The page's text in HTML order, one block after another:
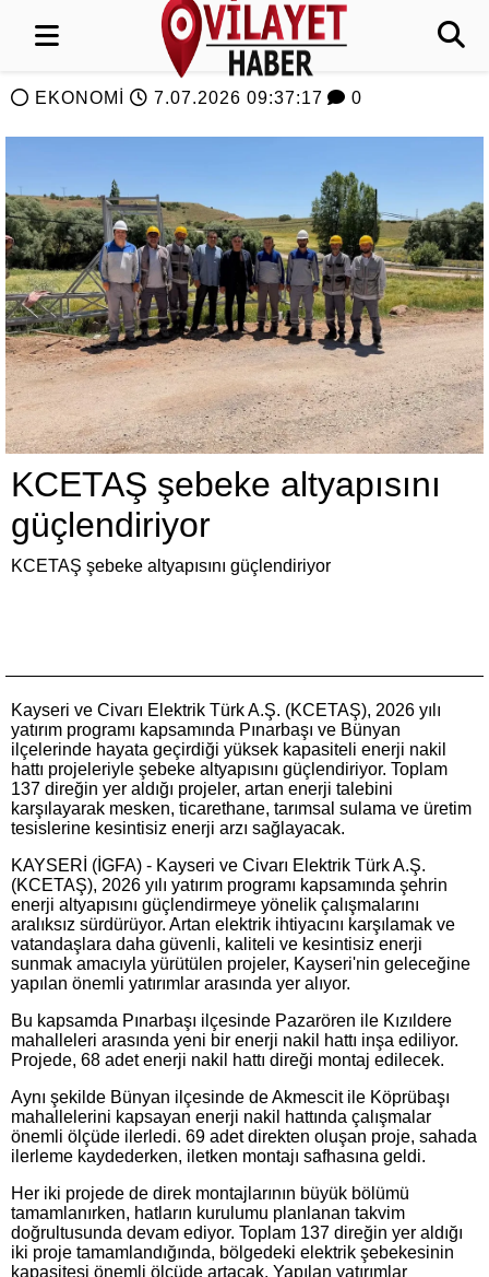
EKONOMİ 7.07.2026 09:37:17 0
KCETAŞ şebeke altyapısını
güçlendiriyor
KCETAŞ şebeke altyapısını güçlendiriyor
Kayseri ve Civarı Elektrik Türk A.Ş. (KCETAŞ), 2026 yılı
yatırım programı kapsamında Pınarbaşı ve Bünyan
ilçelerinde hayata geçirdiği yüksek kapasiteli enerji nakil
hattı projeleriyle şebeke altyapısını güçlendiriyor. Toplam
137 direğin yer aldığı projeler, artan enerji talebini
karşılayarak mesken, ticarethane, tarımsal sulama ve üretim
tesislerine kesintisiz enerji arzı sağlayacak.
KAYSERİ (İGFA) - Kayseri ve Civarı Elektrik Türk A.Ş.
(KCETAŞ), 2026 yılı yatırım programı kapsamında şehrin
enerji altyapısını güçlendirmeye yönelik çalışmalarını
aralıksız sürdürüyor. Artan elektrik ihtiyacını karşılamak ve
vatandaşlara daha güvenli, kaliteli ve kesintisiz enerji
sunmak amacıyla yürütülen projeler, Kayseri'nin geleceğine
yapılan önemli yatırımlar arasında yer alıyor.
Bu kapsamda Pınarbaşı ilçesinde Pazarören ile Kızıldere
mahalleleri arasında yeni bir enerji nakil hattı inşa ediliyor.
Projede, 68 adet enerji nakil hattı direği montaj edilecek.
Aynı şekilde Bünyan ilçesinde de Akmescit ile Köprübaşı
mahallelerini kapsayan enerji nakil hattında çalışmalar
önemli ölçüde ilerledi. 69 adet direkten oluşan proje, sahada
ilerleme kaydederken, iletken montajı safhasına geldi.
Her iki projede de direk montajlarının büyük bölümü
tamamlanırken, hatların kurulumu planlanan takvim
doğrultusunda devam ediyor. Toplam 137 direğin yer aldığı
iki proje tamamlandığında, bölgedeki elektrik şebekesinin
kapasitesi önemli ölçüde artacak. Yapılan yatırımlar